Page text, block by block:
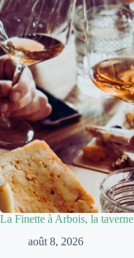
La Finette à Arbois, la
août 8, 2026